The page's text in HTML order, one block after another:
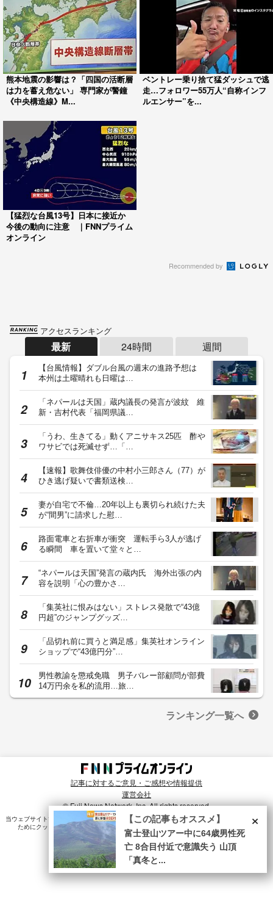
熊本地震の影響は？「四国の活断層
は力を蓄え危ない」 専門家が警鐘
《中央構造線》M...
ベントレー乗り捨て猛ダッシュで逃
走…フォロワー55万人“自称インフ
ルエンサー”を...
【猛烈な台風13号】日本に接近か
今後の動向に注意 ｜FNNプライム
オンライン
Recommended by
アクセスランキング
最新 24時間 週間
【台風情報】ダブル台風の週末の進路予想は
本州は土曜晴れも日曜は…
「ネパールは天国」蔵内議長の発言が波紋 維
新・吉村代表「福岡県議…
「うわ、生きてる」動くアニサキス25匹 酢や
ワサビでは死滅せず…「…
【速報】歌舞伎俳優の中村小三郎さん（77）が
ひき逃げ疑いで書類送検…
妻が自宅で不倫…20年以上も裏切られ続けた夫
が“間男”に請求した慰…
路面電車と右折車が衝突 運転手ら3人が逃げ
る瞬間 車を置いて堂々と…
“ネパールは天国”発言の蔵内氏 海外出張の内
容を説明「心の豊かさ…
「集英社に恨みはない」ストレス発散で“43億
円超”のジャンプグッズ…
「品切れ前に買うと満足感」集英社オンライン
ショップで“43億円分”…
男性教諭を懲戒免職 男子バレー部顧問が部費
14万円余を私的流用…旅…
ランキング一覧へ
記事に対するご意見・ご感想や情報提供
運営会社
© Fuji News Network, Inc. All rights reserved.
当ウェブサイトでは、ユーザのニーズ・興味・関⼼に合致したコンテンツや広告配信を提供する
ためにクッキーを使⽤しています。詳細は、プライバシーポリシー をご確認ください。×
【この記事もオススメ】
富士登山ツアー中に64歳男性死
亡 8合目付近で意識失う 山頂
「真冬と...